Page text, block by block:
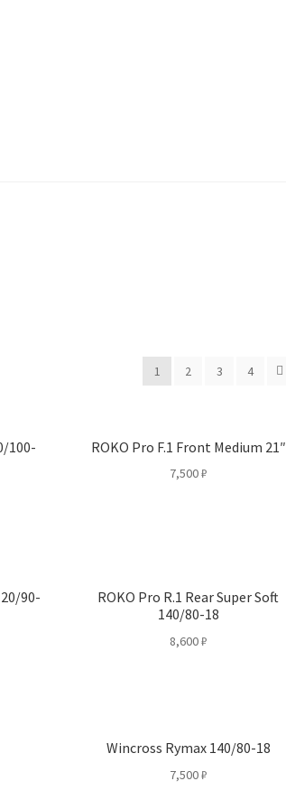
1 2 3 4
100-
ROKO Pro F.1 Front Medium 21″
7,500₽
90-
ROKO Pro R.1 Rear Super Soft
140/80-18
8,600₽
Wincross Rymax 140/80-18
7,500₽